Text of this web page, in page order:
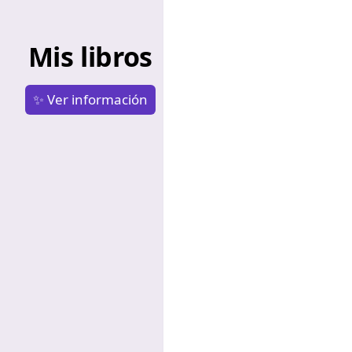
Mis libros
✨ Ver información